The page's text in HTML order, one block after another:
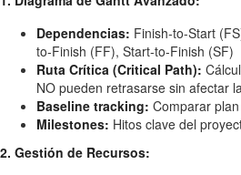
Dependencias: Finish-to-Start
to-Finish (FF), Start-to-Finish (SF)
Ruta Crítica (Critical Path):
NO pueden retrasarse sin afectar
Baseline tracking: Comparar
Milestones: Hitos clave del
2. Gestión de Recursos: